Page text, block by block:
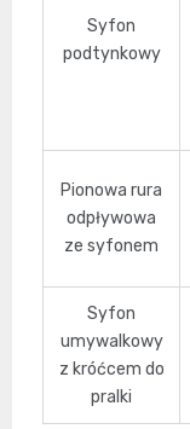
Syfon
podtynkowy
Pionowa rura
odpływowa
ze syfonem
Syfon
umywalkowy
z króćcem do
pralki